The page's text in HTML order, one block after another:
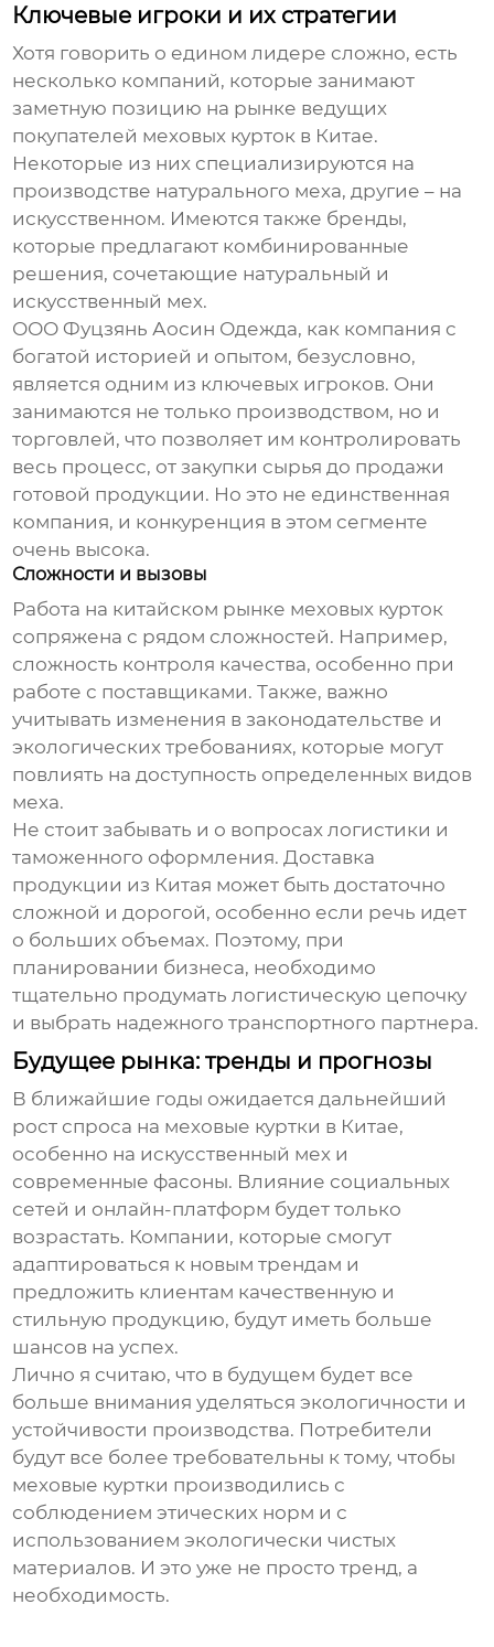
Ключевые игроки и их стратегии
Хотя говорить о едином лидере сложно, есть
несколько компаний, которые занимают
заметную позицию на рынке ведущих
покупателей меховых курток в Китае.
Некоторые из них специализируются на
производстве натурального меха, другие – на
искусственном. Имеются также бренды,
которые предлагают комбинированные
решения, сочетающие натуральный и
искусственный мех.
ООО Фуцзянь Аосин Одежда, как компания с
богатой историей и опытом, безусловно,
является одним из ключевых игроков. Они
занимаются не только производством, но и
торговлей, что позволяет им контролировать
весь процесс, от закупки сырья до продажи
готовой продукции. Но это не единственная
компания, и конкуренция в этом сегменте
очень высока.
Сложности и вызовы
Работа на китайском рынке меховых курток
сопряжена с рядом сложностей. Например,
сложность контроля качества, особенно при
работе с поставщиками. Также, важно
учитывать изменения в законодательстве и
экологических требованиях, которые могут
повлиять на доступность определенных видов
меха.
Не стоит забывать и о вопросах логистики и
таможенного оформления. Доставка
продукции из Китая может быть достаточно
сложной и дорогой, особенно если речь идет
о больших объемах. Поэтому, при
планировании бизнеса, необходимо
тщательно продумать логистическую цепочку
и выбрать надежного транспортного партнера.
Будущее рынка: тренды и прогнозы
В ближайшие годы ожидается дальнейший
рост спроса на меховые куртки в Китае,
особенно на искусственный мех и
современные фасоны. Влияние социальных
сетей и онлайн-платформ будет только
возрастать. Компании, которые смогут
адаптироваться к новым трендам и
предложить клиентам качественную и
стильную продукцию, будут иметь больше
шансов на успех.
Лично я считаю, что в будущем будет все
больше внимания уделяться экологичности и
устойчивости производства. Потребители
будут все более требовательны к тому, чтобы
меховые куртки производились с
соблюдением этических норм и с
использованием экологически чистых
материалов. И это уже не просто тренд, а
необходимость.